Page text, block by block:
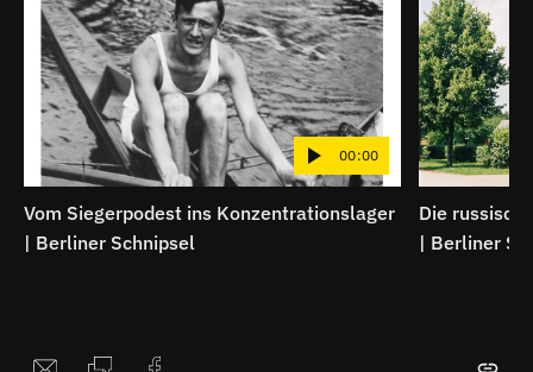
00:00
Vom Siegerpodest ins Konzentrationslager
| Berliner Schnipsel
Die
| Berliner